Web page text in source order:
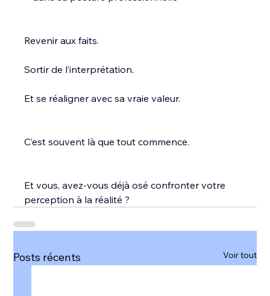
Revenir aux faits.
Sortir de l’interprétation.
Et se réaligner avec sa vraie valeur.
C’est souvent là que tout commence.
Et vous, avez-vous déjà osé confronter votre
perception à la réalité ?
Posts récents Voir tout